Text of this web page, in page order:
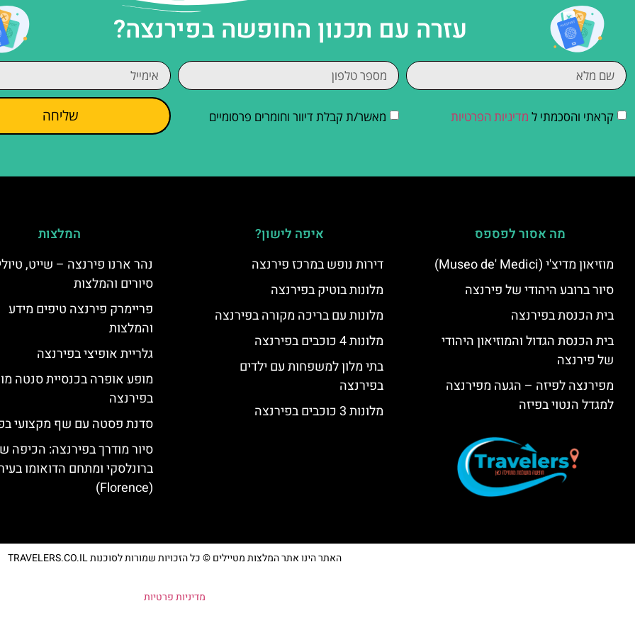
עזרה עם תכנון החופשה בפירנצה?
קראתי והסכמתי ל מדיניות הפרטיות מאשר/ת קבלת דיוור וחומרים פרסומיים שליחה
מה אסור לפספס
מוזיאון מדיצ'י (Museo de' Medici)
סיור ברובע היהודי של פירנצה
בית הכנסת בפירנצה
בית הכנסת הגדול והמוזיאון היהודי
של פירנצה
מפירנצה לפיזה – הגעה מפירנצה
למגדל הנטוי בפיזה
איפה לישון?
דירות נופש במרכז פירנצה
מלונות בוטיק בפירנצה
מלונות עם בריכה מקורה בפירנצה
מלונות 4 כוכבים בפירנצה
בתי מלון למשפחות עם ילדים
בפירנצה
מלונות 3 כוכבים בפירנצה
המלצות
נהר ארנו פירנצה – שייט,
סיורים והמלצות
פריימרק פירנצה טיפים מידע
והמלצות
גלריית אופיצי בפירנצה
מופע אופרה בכנסיית סנטה
בפירנצה
סדנת פסטה עם שף מקצועי
סיור מודרך בפירנצה: הכיפה
ברונלסקי ומתחם הדואומו
(Florence)
האתר הינו אתר המלצות מטיילים © כל הזכויות שמורות לסוכנות TRAVELERS.CO.IL
מדיניות פרטיות